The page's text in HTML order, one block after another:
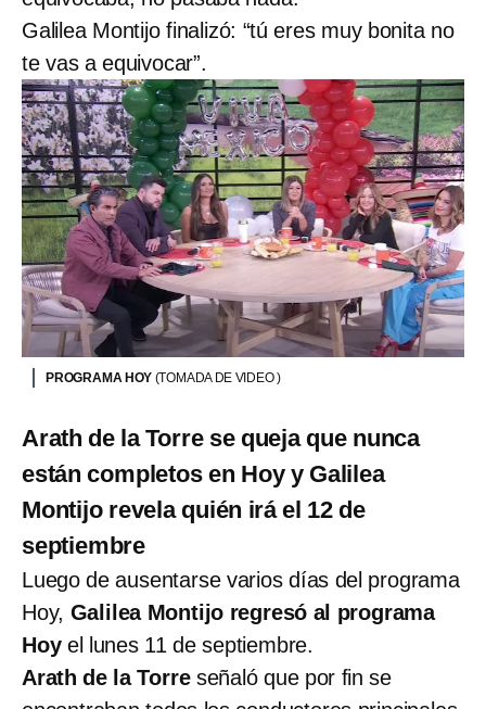
Galilea Montijo finalizó: “tú eres muy bonita no
te vas a equivocar”.
PROGRAMA HOY (TOMADA DE VIDEO )
Arath de la Torre se queja que nunca
están completos en Hoy y Galilea
Montijo revela quién irá el 12 de
septiembre
Luego de ausentarse varios días del programa
Hoy, Galilea Montijo regresó al programa
Hoyel lunes 11 de septiembre.
Arath de la Torreseñaló que por fin se